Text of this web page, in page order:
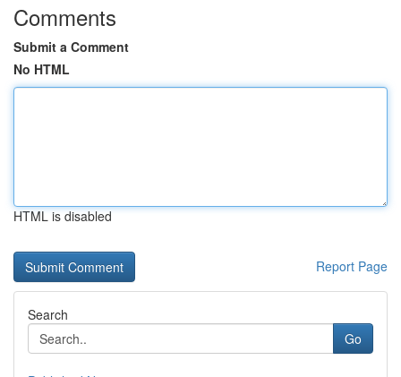
Comments
Submit a Comment
No HTML
HTML is disabled
Report Page
Search
Go